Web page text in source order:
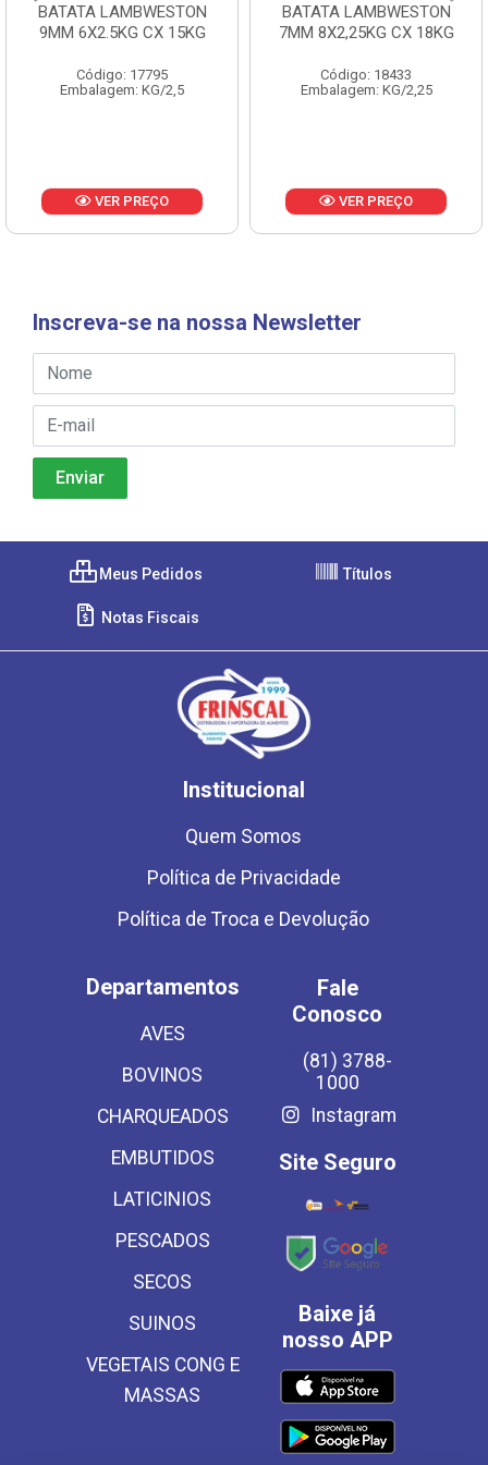
BATATA LAMBWESTON
9MM 6X2.5KG CX 15KG
Código: 17795
Embalagem: KG/2,5
VER PREÇO
BATATA LAMBWESTON
7MM 8X2,25KG CX 18KG
Código: 18433
Embalagem: KG/2,25
VER PREÇO
Inscreva-se na nossa Newsletter
Meus Pedidos Títulos
Notas Fiscais
Institucional
Quem Somos
Política de Privacidade
Política de Troca e Devolução
Departamentos
AVES
BOVINOS
CHARQUEADOS
EMBUTIDOS
LATICINIOS
PESCADOS
SECOS
SUINOS
VEGETAIS CONG E
MASSAS
Fale
Conosco
(81) 3788-
1000
Instagram
Site Seguro
Baixe já
nosso APP